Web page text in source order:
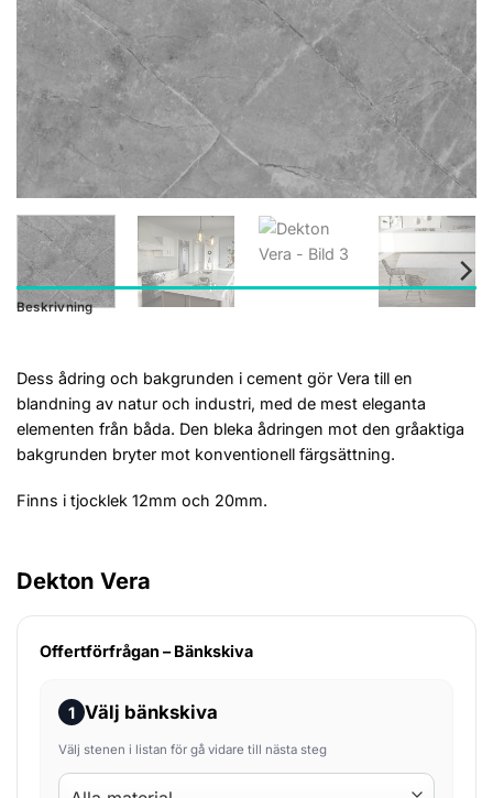
Beskrivning
Dess ådring och bakgrunden i cement gör Vera till en
blandning av natur och industri, med de mest eleganta
elementen från båda. Den bleka ådringen mot den gråaktiga
bakgrunden bryter mot konventionell färgsättning.
Finns i tjocklek 12mm och 20mm.
Dekton Vera
Offertförfrågan – Bänkskiva
1 Välj bänkskiva
Välj stenen i listan för gå vidare till nästa steg